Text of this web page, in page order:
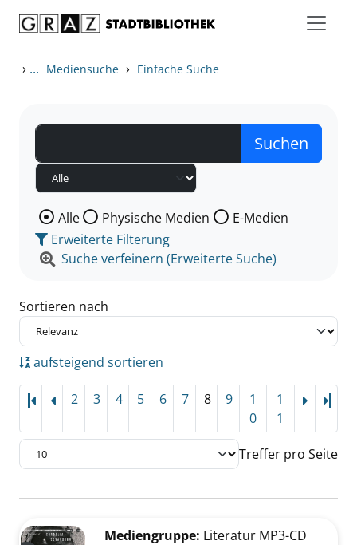
› ... Mediensuche › Einfache Suche
Wählen Sie die Medienart nach der Sie suchen wollen.
Alle Physische Medien
E-Medien
Erweiterte Filterung
Suche verfeinern (Erweiterte Suche)
Sortieren nach
aufsteigend sortieren
2 3 4 5 6 7 8 9
1
0
1
1
Treffer pro Seite
Zu den Suchfiltern springen
Mediengruppe: Literatur MP3-CD